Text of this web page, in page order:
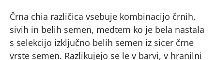
Črna chia različica vsebuje kombinacijo črnih,
sivih in belih semen, medtem ko je bela nastala
s selekcijo izključno belih semen iz sicer črne
vrste semen. Razlikujejo se le v barvi, v hranilni